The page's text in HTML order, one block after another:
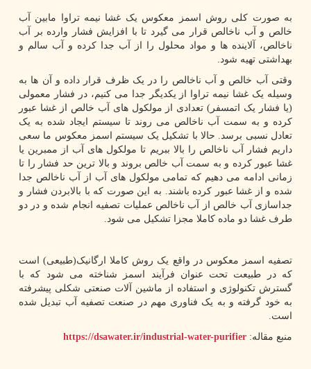
به صورت کلی روش اسمز معکوس یک غشا نیمه تراوا مابین آب
خالص و آب ناخالص قرار می گیرد تا با افزایش فشار وارده بر آب
ناخالص، آلاینده ها و مواد محلول را از آب جدا کرده و آب سالم و
بهداشتی تهیه شود.
وقتی آب خالص و آب ناخالص را در یک ظرف قرار داده و آن ها به
وسیله یک غشا نیمه تراوا از یکدیگر جدا می کنیم، در فشار معمولی
(یا فشار یک اتمسفر) تعدادی از مولکول های آب خالص از غشا عبور
کرده و به سمت آب ناخالص می روند تا سیستم ایجاد شده به یک
تعادل نسبی برسد. حالا با تشکیل یک سیستم اسمز معکوس ما سعی
داریم فشار آب ناخالص را بالا ببریم تا مولکول های آب از ممبرین یا
غشا عبور کرده و به سمت آب خالص بروند و بالا ترین حد فشار را تا
زمانی ادامه می دهیم که تمامی مولکول های آب از آب ناخالص جدا
شده و از غشا عبور کرده باشند. به این صورت که با بالابردن فشار و
جداسازی آب خالص از آب ناخالص عملیات تصفیه انجام شده و در دو
طرف غشا دو ماده کاملا مجزا تشکیل می شود.
تصفیه اسمز معکوس در واقع یک روش کاملا ارگانیک(طبیعی) است
که در طبیعت تحت عنوان فرآیند اسمز شناخته می شود که با
گسترش تکنولوژی و استفاده از ماشین آلات صنعتی شکلی پیشرفته
به خود گرفته و به یک فناوری مهم در صنعت تصفیه آب تبدیل شده
است.
منبع مقاله: https://dsawater.ir/industrial-water-purifier